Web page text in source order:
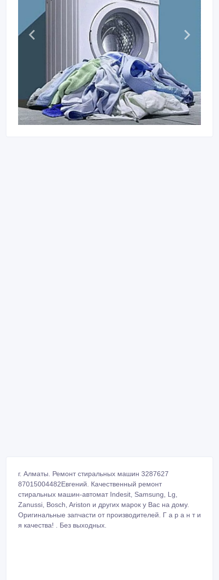
г. Алматы. Ремонт стиральных машин 3287627
87015004482Евгений. Качественный ремонт
стиральных машин-автомат Indesit, Samsung, Lg,
Zanussi, Bosch, Ariston и других марок у Вас на дому.
Оригинальные запчасти от производителей. Г а р а н т и
я качества! . Без выходных.